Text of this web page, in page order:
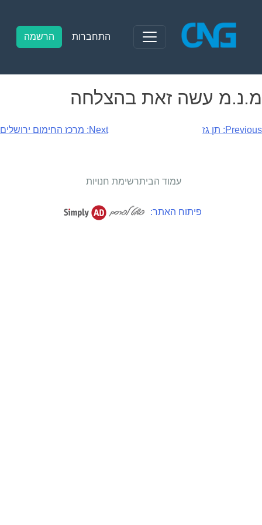
content
התחברות הרשמה
מ.נ.מ עשה זאת בהצלחה
ניווט
Previous: תן גז Next: מרכז החימום ירושלים
עמוד הביתרשימת חנויות
פיתוח האתר: